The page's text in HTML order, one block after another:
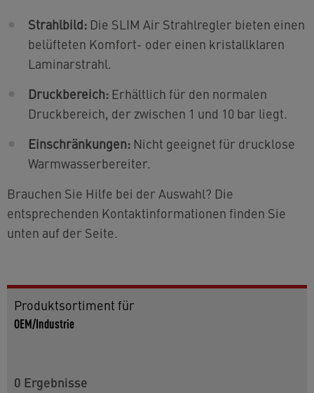
Strahlbild: Die SLIM Air Strahlregler bieten einen
belüfteten Komfort- oder einen kristallklaren
Laminarstrahl.
Druckbereich: Erhältlich für den normalen
Druckbereich, der zwischen 1 und 10 bar liegt.
Einschränkungen: Nicht geeignet für drucklose
Warmwasserbereiter.
Brauchen Sie Hilfe bei der Auswahl? Die
entsprechenden Kontaktinformationen finden Sie
unten auf der Seite.
Produktsortiment für
OEM/Industrie
0 Ergebnisse